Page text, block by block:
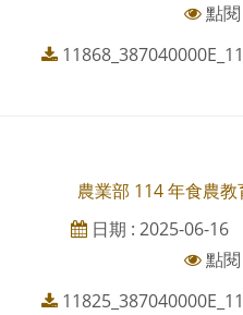
點
農業部 114 年食農
日期 : 2025-06-16
點